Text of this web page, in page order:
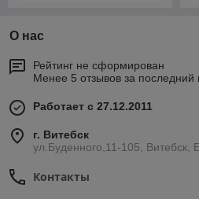
О нас
Рейтинг не сформирован
Менее 5 отзывов за последний
Работает с 27.12.2011
г. Витебск
ул.Буденного,11-105, Витебск,
Контакты